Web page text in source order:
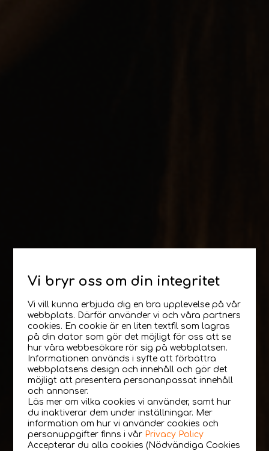
Instagram indexeras
nu av Google – vad
innebär det för ditt
företag?
Google har nyligen bekräftat att de kommer
indexera innehåll från Instagram med start
den 10 juli 2025, vilket innebär att inlägg från
plattformen kan börja visas i Googles
sökresultat. En förändring som kan få stor
Vi bryr oss om din integritet
Vi vill kunna erbjuda dig en bra upplevelse på vår
webbplats. Därför använder vi och våra partners
cookies. En cookie är en liten textfil som lagras
på din dator som gör det möjligt för oss att se
hur våra webbesökare rör sig på webbplatsen.
Informationen används i syfte att förbättra
webbplatsens design och innehåll och gör det
möjligt att presentera personanpassat innehåll
och annonser.
Läs mer om vilka cookies vi använder, samt hur
du inaktiverar dem under inställningar. Mer
information om hur vi använder cookies och
personuppgifter finns i vår Privacy Policy
Accepterar du alla cookies (Nödvändiga Cookies